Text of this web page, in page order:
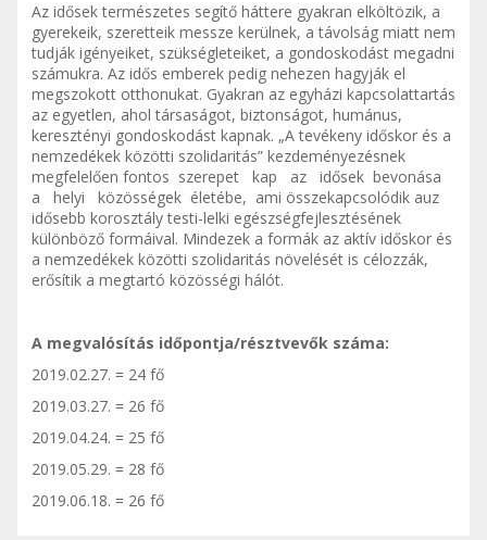
Az idősek természetes segítő háttere gyakran elköltözik, a
gyerekeik, szeretteik messze kerülnek, a távolság miatt nem
tudják igényeiket, szükségleteiket, a gondoskodást megadni
számukra. Az idős emberek pedig nehezen hagyják el
megszokott otthonukat. Gyakran az egyházi kapcsolattartás
az egyetlen, ahol társaságot, biztonságot, humánus,
keresztényi gondoskodást kapnak. „A tevékeny időskor és a
nemzedékek közötti szolidaritás” kezdeményezésnek
megfelelően fontos szerepet kap az idősek bevonása
a helyi közösségek életébe, ami összekapcsolódik auz
idősebb korosztály testi-lelki egészségfejlesztésének
különböző formáival. Mindezek a formák az aktív időskor és
a nemzedékek közötti szolidaritás növelését is célozzák,
erősítik a megtartó közösségi hálót.
A megvalósítás időpontja/résztvevők száma:
2019.02.27. = 24 fő
2019.03.27. = 26 fő
2019.04.24. = 25 fő
2019.05.29. = 28 fő
2019.06.18. = 26 fő